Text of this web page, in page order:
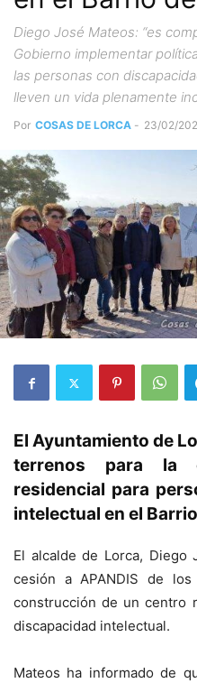
Diego José Mateos: “es
Gobierno implementar
las personas con
lleven un vida plenamente
Por COSAS DE LORCA - 23/02/
El Ayuntamiento de
terrenos para la
residencial para
intelectual en el
El alcalde de Lorca, Diego
cesión a APANDIS de
construcción de un centro
discapacidad intelectual.
Mateos ha informado de